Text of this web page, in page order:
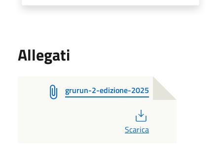
Allegati
grurun-2-edizione-2025
Scarica